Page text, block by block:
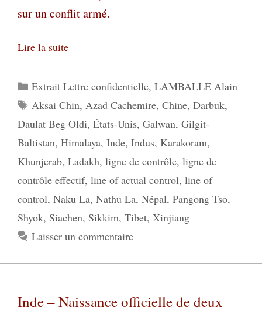
sur un conflit armé.
Lire la suite
Catégories
Extrait Lettre confidentielle, LAMBALLE Alain
Étiquettes
Aksai Chin, Azad Cachemire, Chine, Darbuk,
Daulat Beg Oldi, États-Unis, Galwan, Gilgit-
Baltistan, Himalaya, Inde, Indus, Karakoram,
Khunjerab, Ladakh, ligne de contrôle, ligne de
contrôle effectif, line of actual control, line of
control, Naku La, Nathu La, Népal, Pangong Tso,
Shyok, Siachen, Sikkim, Tibet, Xinjiang
Laisser un commentaire
Inde – Naissance officielle de deux